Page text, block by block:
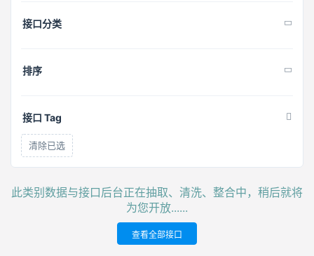
接口分类
排序
接口 Tag
清除已选
此类别数据与接口后台正在抽取、清洗、整合中，稍后就将
为您开放......
查看全部接口